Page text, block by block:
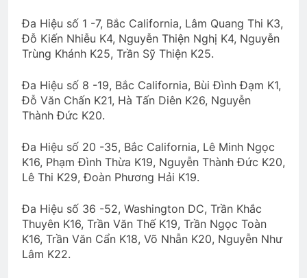
Văn Thư 004/TH nhiệm kỳ 2024-2026
2 Years Ago
Đoàn PNLV thăm viếng quý NT Bắc Cali
2 Years Ago
ÁO TÍM HOA CÀ
3 Years Ago
Thông Báo HĐ/ĐDCK nhiệm kỳ 2024-
2026
2 Years Ago
Đa Hiệu số 1 -7, Bắc California, Lâm Quang Thi K3,
Đỗ Kiến Nhiễu K4, Nguyễn Thiện Nghị K4, Nguyễn
Trùng Khánh K25, Trần Sỹ Thiện K25.
Đa Hiệu số 8 -19, Bắc California, Bùi Đình Đạm K1,
Đỗ Văn Chấn K21, Hà Tấn Diên K26, Nguyễn
Thành Đức K20.
Đa Hiệu số 20 -35, Bắc California, Lê Minh Ngọc
K16, Phạm Đình Thừa K19, Nguyễn Thành Đức K20,
Lê Thi K29, Đoàn Phương Hải K19.
Đa Hiệu số 36 -52, Washington DC, Trần Khắc
Thuyên K16, Trần Văn Thế K19, Trần Ngọc Toàn
K16, Trần Văn Cẩn K18, Võ Nhẫn K20, Nguyễn Như
Lâm K22.